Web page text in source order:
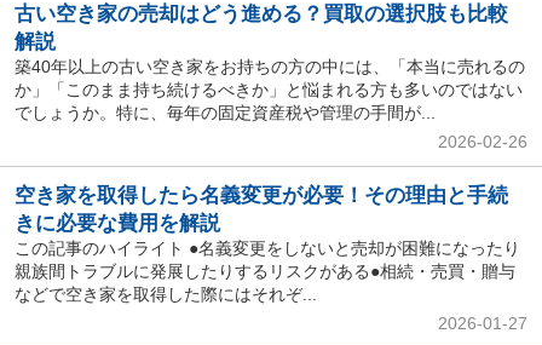
古い空き家の売却はどう進める？買取の選択肢も比較
解説
築40年以上の古い空き家をお持ちの方の中には、「本当に売れるの
か」「このまま持ち続けるべきか」と悩まれる方も多いのではない
でしょうか。特に、毎年の固定資産税や管理の手間が...
2026-02-26
空き家を取得したら名義変更が必要！その理由と手続
きに必要な費用を解説
この記事のハイライト ●名義変更をしないと売却が困難になったり
親族間トラブルに発展したりするリスクがある●相続・売買・贈与
などで空き家を取得した際にはそれぞ...
2026-01-27